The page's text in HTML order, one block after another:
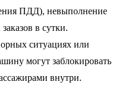
ПДД), невыполнение
в сутки.
ситуациях или
могут заблокировать
внутри.